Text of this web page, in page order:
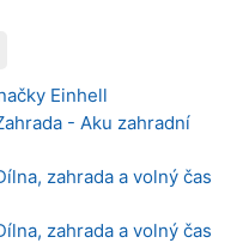
Einhell
- Aku zahradní
zahrada a volný čas
zahrada a volný čas